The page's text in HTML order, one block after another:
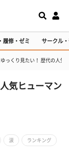
履修・ゼミ サークル
っくり見たい！ 歴代の人気
気ヒューマン
涙 ランキング